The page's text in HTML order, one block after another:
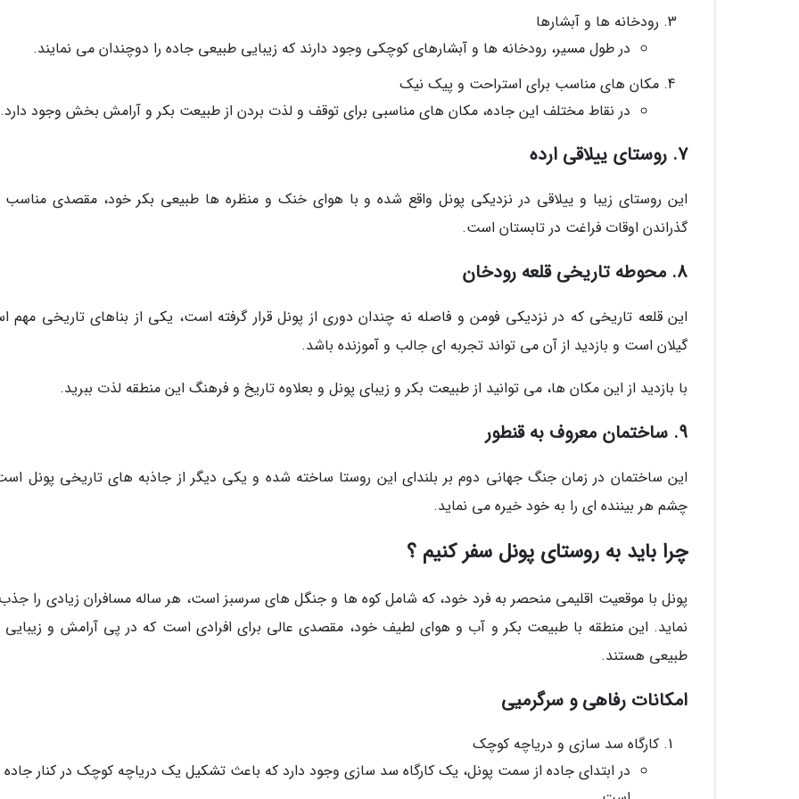
رودخانه ها و آبشارها
در طول مسیر، رودخانه ها و آبشارهای کوچکی وجود دارند که زیبایی طبیعی جاده را دوچندان می نمایند.
مکان های مناسب برای استراحت و پیک نیک
در نقاط مختلف این جاده، مکان های مناسبی برای توقف و لذت بردن از طبیعت بکر و آرامش بخش وجود دارد.
7. روستای ییلاقی ارده
این روستای زیبا و ییلاقی در نزدیکی پونل واقع شده و با هوای خنک و منظره ها طبیعی بکر خود، مقصدی مناسب
گذراندن اوقات فراغت در تابستان است.
8. محوطه تاریخی قلعه رودخان
این قلعه تاریخی که در نزدیکی فومن و فاصله نه چندان دوری از پونل قرار گرفته است، یکی از بناهای تاریخی مهم
گیلان است و بازدید از آن می تواند تجربه ای جالب و آموزنده باشد.
با بازدید از این مکان ها، می توانید از طبیعت بکر و زیبای پونل و بعلاوه تاریخ و فرهنگ این منطقه لذت ببرید.
9. ساختمان معروف به قنطور
این ساختمان در زمان جنگ جهانی دوم بر بلندای این روستا ساخته شده و یکی دیگر از جاذبه های تاریخی پونل
چشم هر بیننده ای را به خود خیره می نماید.
چرا باید به روستای پونل سفر کنیم ؟
پونل با موقعیت اقلیمی منحصر به فرد خود، که شامل کوه ها و جنگل های سرسبز است، هر ساله مسافران زیادی را
نماید. این منطقه با طبیعت بکر و آب و هوای لطیف خود، مقصدی عالی برای افرادی است که در پی آرامش و
طبیعی هستند.
امکانات رفاهی و سرگرمیی
کارگاه سد سازی و دریاچه کوچک
در ابتدای جاده از سمت پونل، یک کارگاه سد سازی وجود دارد که باعث تشکیل یک دریاچه کوچک در کنار